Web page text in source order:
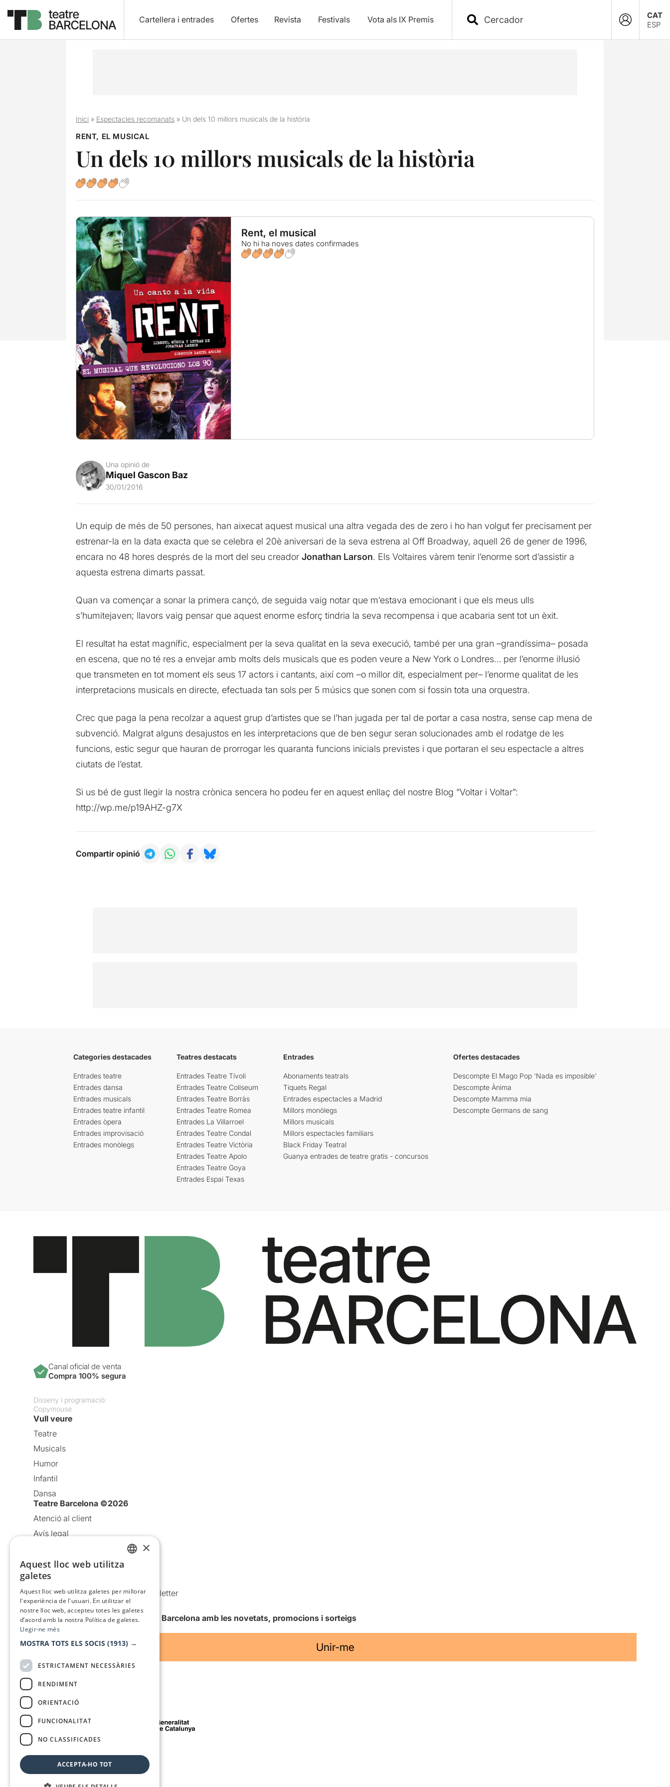
Cartellera i entrades Ofertes Revista Festivals Vota als IX Premis
CAT
ESP
Inici» Espectacles recomanats» Un dels 10 millors musicals de la història
RENT, EL MUSICAL
Un dels 10 millors musicals de la història
Rent, el musical
No hi ha noves dates confirmades
Una opinió de
Miquel Gascon Baz
30/01/2016
Un equip de més de 50 persones, han aixecat aquest musical una altra vegada des de zero i ho han volgut fer precisament per
estrenar-la en la data exacta que se celebra el 20è aniversari de la seva estrena al Off Broadway, aquell 26 de gener de 1996,
encara no 48 hores després de la mort del seu creador Jonathan Larson. Els Voltaires vàrem tenir l’enorme sort d’assistir a
aquesta estrena dimarts passat.
Quan va començar a sonar la primera cançó, de seguida vaig notar que m’estava emocionant i que els meus ulls
s’humitejaven; llavors vaig pensar que aquest enorme esforç tindria la seva recompensa i que acabaria sent tot un èxit.
El resultat ha estat magnífic, especialment per la seva qualitat en la seva execució, també per una gran –grandíssima– posada
en escena, que no té res a envejar amb molts dels musicals que es poden veure a New York o Londres… per l’enorme il·lusió
que transmeten en tot moment els seus 17 actors i cantants, així com –o millor dit, especialment per– l’enorme qualitat de les
interpretacions musicals en directe, efectuada tan sols per 5 músics que sonen com si fossin tota una orquestra.
Crec que paga la pena recolzar a aquest grup d’artistes que se l’han jugada per tal de portar a casa nostra, sense cap mena de
subvenció. Malgrat alguns desajustos en les interpretacions que de ben segur seran solucionades amb el rodatge de les
funcions, estic segur que hauran de prorrogar les quaranta funcions inicials previstes i que portaran el seu espectacle a altres
ciutats de l’estat.
Si us bé de gust llegir la nostra crònica sencera ho podeu fer en aquest enllaç del nostre Blog “Voltar i Voltar”:
http://wp.me/p19AHZ-g7X
Compartir opinió
Categories destacades
Entrades teatre
Entrades dansa
Entrades musicals
Entrades teatre infantil
Entrades òpera
Entrades improvisació
Entrades monòlegs
Teatres destacats
Entrades Teatre Tívoli
Entrades Teatre Coliseum
Entrades Teatre Borràs
Entrades Teatre Romea
Entrades La Villarroel
Entrades Teatre Condal
Entrades Teatre Victòria
Entrades Teatre Apolo
Entrades Teatre Goya
Entrades Espai Texas
Entrades
Abonaments teatrals
Tiquets Regal
Entrades espectacles a Madrid
Millors monòlegs
Millors musicals
Millors espectacles familiars
Black Friday Teatral
Guanya entrades de teatre gratis - concursos
Ofertes destacades
Descompte El Mago Pop 'Nada es imposible'
Descompte Ànima
Descompte Mamma mia
Descompte Germans de sang
Canal oficial de venta
Compra 100% segura
Disseny i programació:
Copymouse
Vull veure
Teatre
Musicals
Humor
Infantil
Dansa
Teatre Barcelona ©2026
Atenció al client
Avís legal
Política de cookies
Condicions d’ús
Comunicacions comercials i Newsletter
Anuncia’t
Vull rebre la newsletter de Teatre Barcelona amb les novetats, promocions i sorteigs
Unir-me
Amb el suport de
Mitjà de comunicació associat a
×
Aquest lloc web utilitza
galetes
Aquest lloc web utilitza galetes per millorar
l'experiència de l'usuari. En utilitzar el
nostre lloc web, accepteu totes les galetes
d’acord amb la nostra Política de galetes.
Llegir-ne més
MOSTRA TOTS ELS SOCIS (1913) →
ESTRICTAMENT NECESSÀRIES
RENDIMENT
ORIENTACIÓ
FUNCIONALITAT
NO CLASSIFICADES
ACCEPTA-HO TOT